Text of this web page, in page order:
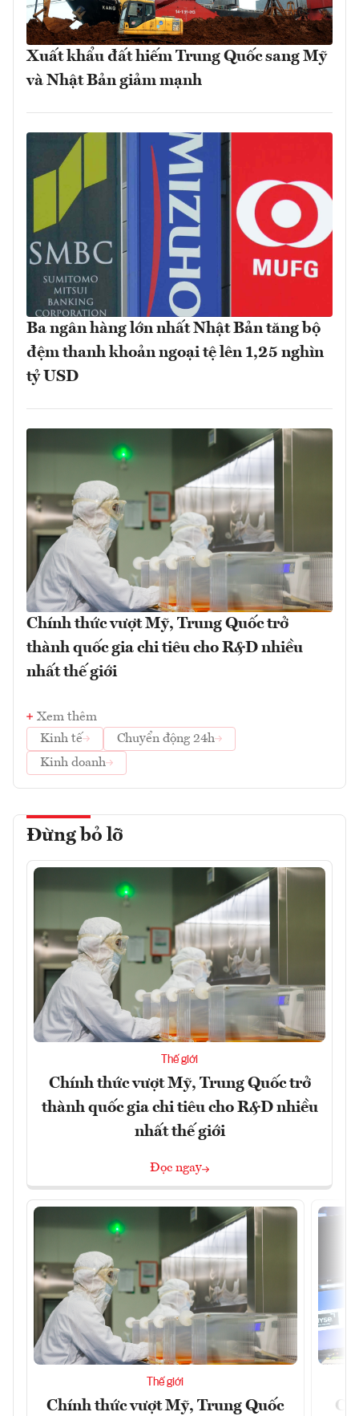
Xuất khẩu đất hiếm Trung Quốc sang Mỹ
và Nhật Bản giảm mạnh
Ba ngân hàng lớn nhất Nhật Bản tăng bộ
đệm thanh khoản ngoại tệ lên 1,25 nghìn
tỷ USD
Chính thức vượt Mỹ, Trung Quốc trở
thành quốc gia chi tiêu cho R&D nhiều
nhất thế giới
Xem thêm
Kinh tế
Chuyển động 24h
Kinh doanh
Đừng bỏ lỡ
Thế giới
Chính thức vượt Mỹ, Trung Quốc trở
thành quốc gia chi tiêu cho R&D nhiều
nhất thế giới
Đọc ngay
Thế giới
Chính thức vượt Mỹ, Trung Quốc